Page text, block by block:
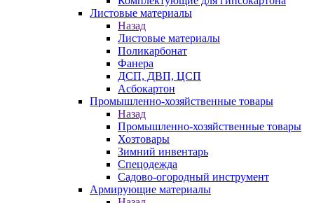
Листовые материалы
Назад
Листовые материалы
Поликарбонат
Фанера
ДСП, ДВП, ЦСП
Асбокартон
Промышленно-хозяйственные товары
Назад
Промышленно-хозяйственные товары
Хозтовары
Зимний инвентарь
Спецодежда
Садово-огородный инструмент
Армирующие материалы